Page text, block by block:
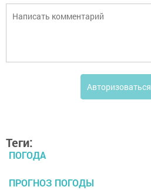
Авторизоваться
Теги:
ПОГОДА
ПРОГНОЗ ПОГОДЫ